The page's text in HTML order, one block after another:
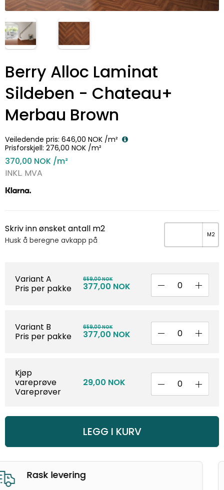
Berry Alloc Laminat
Sildeben - Chateau+
Merbau Brown
Veiledende pris: 646,00 NOK /m²
Prisforskjell: 276,00 NOK /m²
370,00 NOK /m²
INKL. MVA
Skriv inn ønsket antall m2
Husk å beregne avkapp på
Variant A
Pris per pakke
659,00 NOK
377,00 NOK
Variant B
Pris per pakke
659,00 NOK
377,00 NOK
Kjøp
vareprøve
Vareprøver
29,00 NOK
LEGG I KURV
God kunderservice